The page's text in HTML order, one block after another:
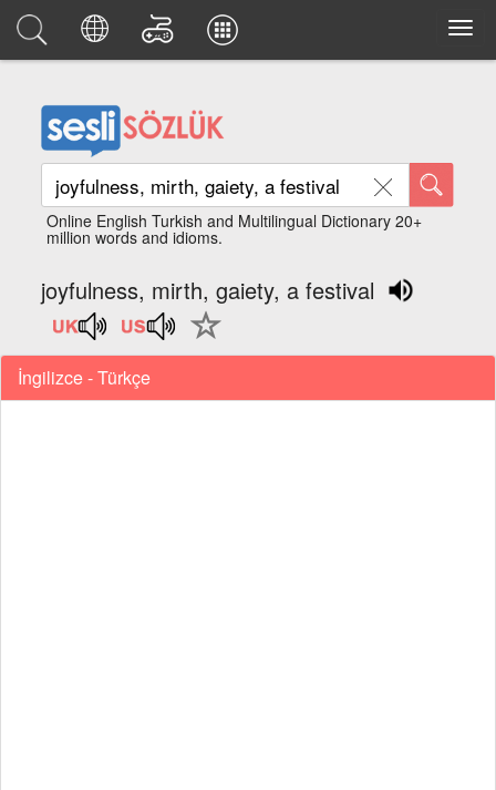
Online English Turkish and Multilingual Dictionary 20+
million words and idioms.
joyfulness, mirth, gaiety, a festival
İngilizce - Türkçe